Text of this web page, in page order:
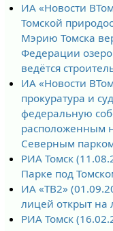
ИА «Новости
Томской
Мэрию Томска
Федерации озеро
ведётся
ИА «Новости
прокуратура и
федеральную
расположенным
Северным
РИА Томск
Парке под
ИА «ТВ2»
лицей открыт на
РИА Томск